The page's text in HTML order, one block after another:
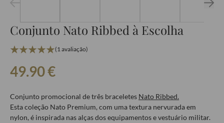
Conjunto Nato Ribbed à Escolha
(1 avaliação)
49.90€
Conjunto promocional de três braceletes Nato Ribbed.
Esta coleção Nato Premium, com uma textura nervurada em
nylon, é inspirada nas alças dos equipamentos e vestuário militar.